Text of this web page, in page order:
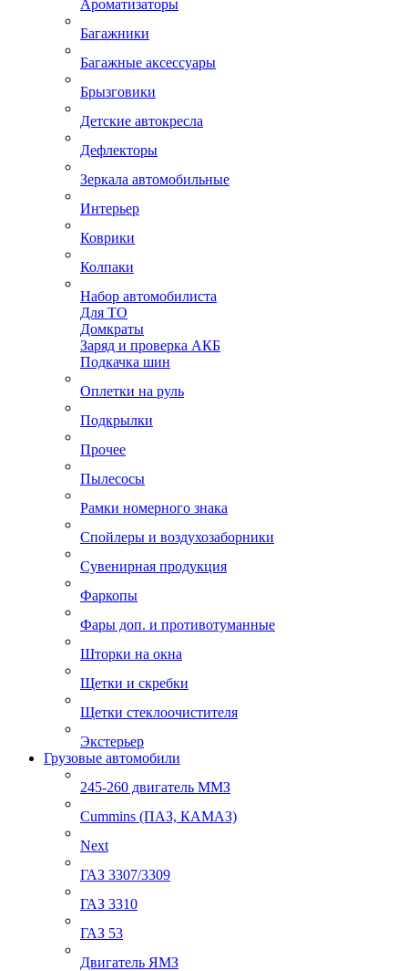
Ароматизаторы
Багажники
Багажные аксессуары
Брызговики
Детские автокресла
Дефлекторы
Зеркала автомобильные
Интерьер
Коврики
Колпаки
Набор автомобилиста
Для ТО
Домкраты
Заряд и проверка АКБ
Подкачка шин
Оплетки на руль
Подкрылки
Прочее
Пылесосы
Рамки номерного знака
Спойлеры и воздухозаборники
Сувенирная продукция
Фаркопы
Фары доп. и противотуманные
Шторки на окна
Щетки и скребки
Щетки стеклоочистителя
Экстерьер
Грузовые автомобили
245-260 двигатель ММЗ
Cummins (ПАЗ, КАМАЗ)
Next
ГАЗ 3307/3309
ГАЗ 3310
ГАЗ 53
Двигатель ЯМЗ